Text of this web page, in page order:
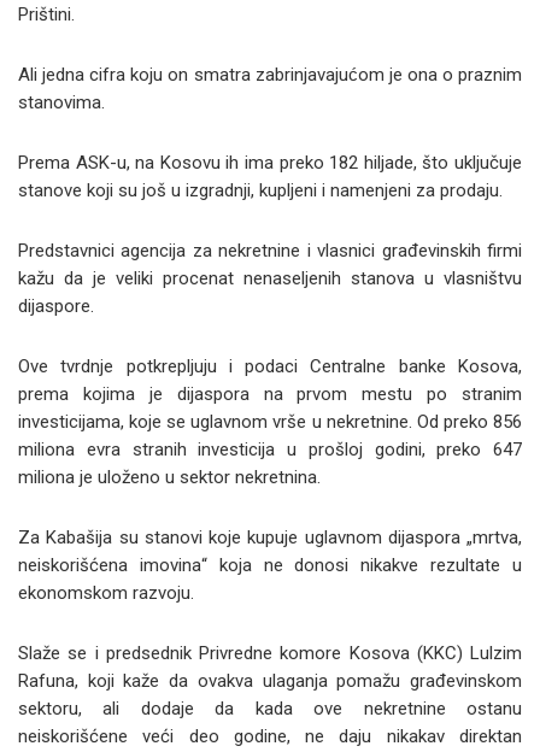
Prištini.
Ali jedna cifra koju on smatra zabrinjavajućom je ona o praznim
stanovima.
Prema ASK-u, na Kosovu ih ima preko 182 hiljade, što uključuje
stanove koji su još u izgradnji, kupljeni i namenjeni za prodaju.
Predstavnici agencija za nekretnine i vlasnici građevinskih firmi
kažu da je veliki procenat nenaseljenih stanova u vlasništvu
dijaspore.
Ove tvrdnje potkrepljuju i podaci Centralne banke Kosova,
prema kojima je dijaspora na prvom mestu po stranim
investicijama, koje se uglavnom vrše u nekretnine. Od preko 856
miliona evra stranih investicija u prošloj godini, preko 647
miliona je uloženo u sektor nekretnina.
Za Kabašija su stanovi koje kupuje uglavnom dijaspora „mrtva,
neiskorišćena imovina“ koja ne donosi nikakve rezultate u
ekonomskom razvoju.
Slaže se i predsednik Privredne komore Kosova (KKC) Lulzim
Rafuna, koji kaže da ovakva ulaganja pomažu građevinskom
sektoru, ali dodaje da kada ove nekretnine ostanu
neiskorišćene veći deo godine, ne daju nikakav direktan